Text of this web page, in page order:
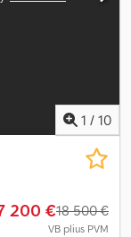
1 / 10
200 €18 500 €
VB plius PVM